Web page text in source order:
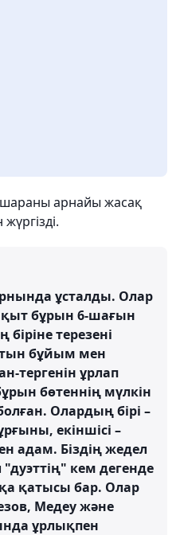
шараны арнайы жасақ
ұсталды. Олар
бұрын 6-шағын
терезені
бұйым мен
тергенін ұрлап
бөтеннің мүлкін
Олардың бірі –
екіншісі –
адам. Біздің жедел
"дуэттің" кем дегенде
қатысы бар. Олар
Медеу және
ұрлықпен